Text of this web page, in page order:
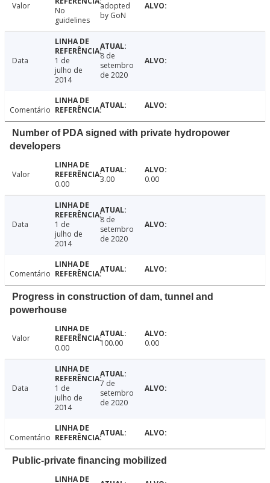
Valor
No
guidelines
adopted
by GoN
Data
1 de
julho de
2014
8 de
setembro
de 2020
Comentário
Number of PDA signed with private hydropower
developers
Valor
0.00
3.00 0.00
Data
1 de
julho de
2014
8 de
setembro
de 2020
Comentário
Progress in construction of dam, tunnel and
powerhouse
Valor
0.00
100.00 0.00
Data
1 de
julho de
2014
7 de
setembro
de 2020
Comentário
Public-private financing mobilized